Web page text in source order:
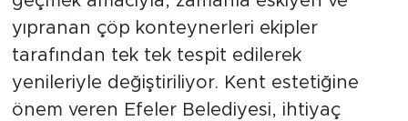
yıpranan çöp konteynerleri ekipler
tarafından tek tek tespit edilerek
yenileriyle değiştiriliyor. Kent estetiğine
önem veren Efeler Belediyesi, ihtiyaç